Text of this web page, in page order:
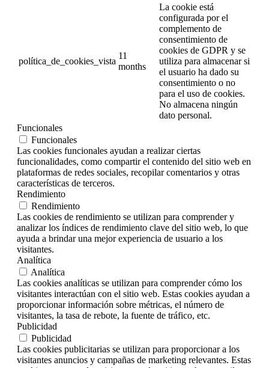
política_de_cookies_vista
11
months
La cookie está
configurada por el
complemento de
consentimiento de
cookies de GDPR y se
utiliza para almacenar si
el usuario ha dado su
consentimiento o no
para el uso de cookies.
No almacena ningún
dato personal.
Funcionales
Funcionales
Las cookies funcionales ayudan a realizar ciertas
funcionalidades, como compartir el contenido del sitio web en
plataformas de redes sociales, recopilar comentarios y otras
características de terceros.
Rendimiento
Rendimiento
Las cookies de rendimiento se utilizan para comprender y
analizar los índices de rendimiento clave del sitio web, lo que
ayuda a brindar una mejor experiencia de usuario a los
visitantes.
Analítica
Analítica
Las cookies analíticas se utilizan para comprender cómo los
visitantes interactúan con el sitio web. Estas cookies ayudan a
proporcionar información sobre métricas, el número de
visitantes, la tasa de rebote, la fuente de tráfico, etc.
Publicidad
Publicidad
Las cookies publicitarias se utilizan para proporcionar a los
visitantes anuncios y campañas de marketing relevantes. Estas